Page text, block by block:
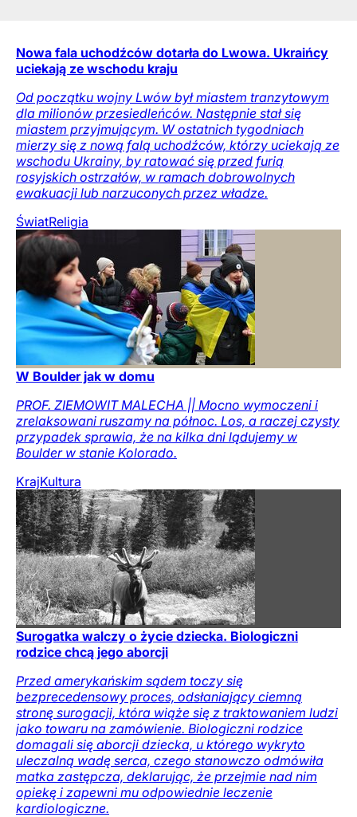
Nowa fala uchodźców dotarła do Lwowa. Ukraińcy
uciekają ze wschodu kraju
Od początku wojny Lwów był miastem tranzytowym
dla milionów przesiedleńców. Następnie stał się
miastem przyjmującym. W ostatnich tygodniach
mierzy się z nową falą uchodźców, którzy uciekają ze
wschodu Ukrainy, by ratować się przed furią
rosyjskich ostrzałów, w ramach dobrowolnych
ewakuacji lub narzuconych przez władze.
ŚwiatReligia
W Boulder jak w domu
PROF. ZIEMOWIT MALECHA || Mocno wymoczeni i
zrelaksowani ruszamy na północ. Los, a raczej czysty
przypadek sprawia, że na kilka dni lądujemy w
Boulder w stanie Kolorado.
KrajKultura
Surogatka walczy o życie dziecka. Biologiczni
rodzice chcą jego aborcji
Przed amerykańskim sądem toczy się
bezprecedensowy proces, odsłaniający ciemną
stronę surogacji, która wiąże się z traktowaniem ludzi
jako towaru na zamówienie. Biologiczni rodzice
domagali się aborcji dziecka, u którego wykryto
uleczalną wadę serca, czego stanowczo odmówiła
matka zastępcza, deklarując, że przejmie nad nim
opiekę i zapewni mu odpowiednie leczenie
kardiologiczne.